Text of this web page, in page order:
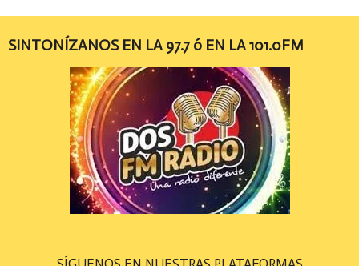
SINTONÍZANOS EN LA 97.7 ó EN LA 101.0FM